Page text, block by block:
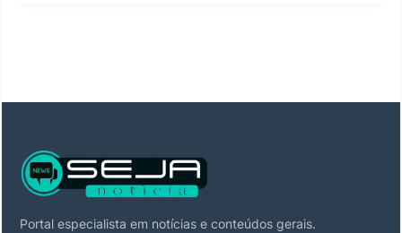
Portal especialista em notícias e conteúdos gerais.